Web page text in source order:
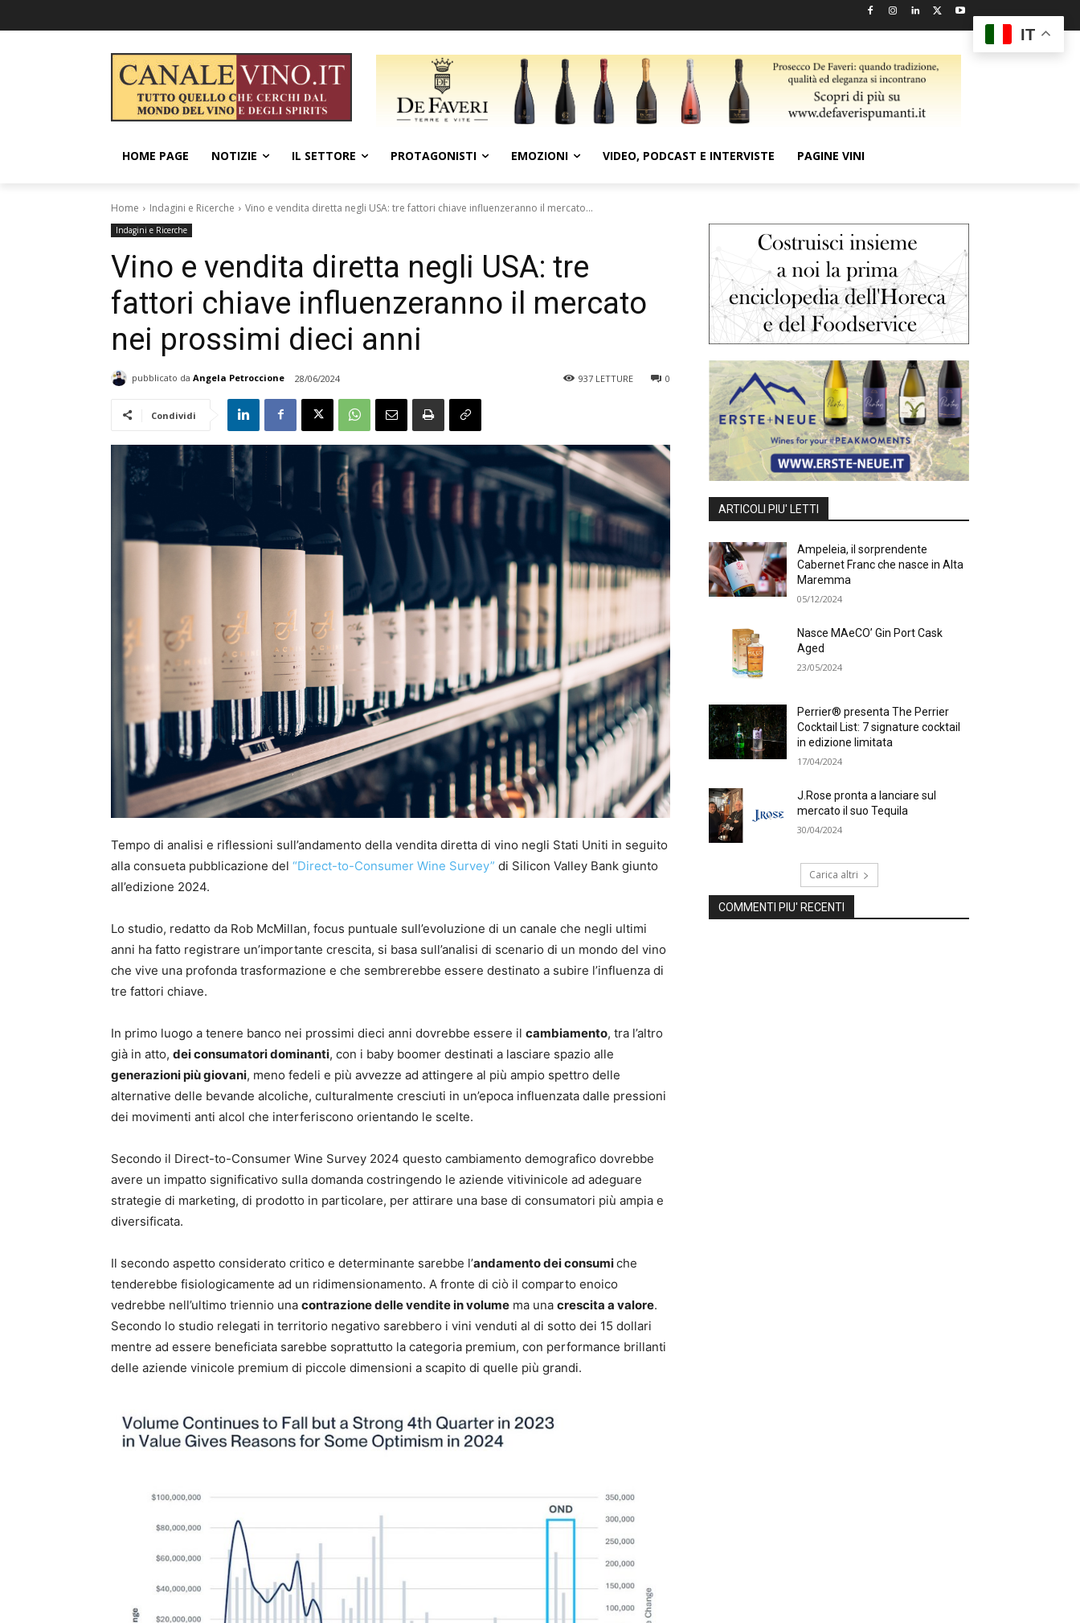
HOME PAGE NOTIZIE IL SETTORE PROTAGONISTI EMOZIONI VIDEO, PODCAST E INTERVISTE PAGINE VINI
Home Indagini e Ricerche Vino e vendita diretta negli USA: tre fattori chiave influenzeranno il mercato...
Indagini e Ricerche
Vino e vendita diretta negli USA: tre
fattori chiave influenzeranno il mercato
nei prossimi dieci anni
pubblicato da Angela Petroccione 28/06/2024 0
937 LETTURE
Condividi
Tempo di analisi e riflessioni sull’andamento della vendita diretta di vino negli Stati Uniti in seguito
alla consueta pubblicazione del “Direct-to-Consumer Wine Survey” di Silicon Valley Bank giunto
all’edizione 2024.
Lo studio, redatto da Rob McMillan, focus puntuale sull’evoluzione di un canale che negli ultimi
anni ha fatto registrare un’importante crescita, si basa sull’analisi di scenario di un mondo del vino
che vive una profonda trasformazione e che sembrerebbe essere destinato a subire l’influenza di
tre fattori chiave.
In primo luogo a tenere banco nei prossimi dieci anni dovrebbe essere il cambiamento, tra l’altro
già in atto, dei consumatori dominanti, con i baby boomer destinati a lasciare spazio alle
generazioni più giovani, meno fedeli e più avvezze ad attingere al più ampio spettro delle
alternative delle bevande alcoliche, culturalmente cresciuti in un’epoca influenzata dalle pressioni
dei movimenti anti alcol che interferiscono orientando le scelte.
Secondo il Direct-to-Consumer Wine Survey 2024 questo cambiamento demografico dovrebbe
avere un impatto significativo sulla domanda costringendo le aziende vitivinicole ad adeguare
strategie di marketing, di prodotto in particolare, per attirare una base di consumatori più ampia e
diversificata.
Il secondo aspetto considerato critico e determinante sarebbe l’andamento dei consumiche
tenderebbe fisiologicamente ad un ridimensionamento. A fronte di ciò il comparto enoico
vedrebbe nell’ultimo triennio una contrazione delle vendite in volume ma una crescita a valore.
Secondo lo studio relegati in territorio negativo sarebbero i vini venduti al di sotto dei 15 dollari
mentre ad essere beneficiata sarebbe soprattutto la categoria premium, con performance brillanti
delle aziende vinicole premium di piccole dimensioni a scapito di quelle più grandi.
ARTICOLI PIU' LETTI
Ampeleia, il sorprendente
Cabernet Franc che nasce in Alta
Maremma
05/12/2024
Nasce MAeCO’ Gin Port Cask
Aged
23/05/2024
Perrier® presenta The Perrier
Cocktail List: 7 signature cocktail
in edizione limitata
17/04/2024
J.Rose pronta a lanciare sul
mercato il suo Tequila
30/04/2024
Carica altri
COMMENTI PIU' RECENTI
IT